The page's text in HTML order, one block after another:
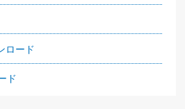
ロード
ド